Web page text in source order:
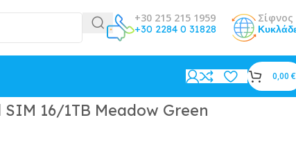
+30 215 215 1959
+30 2284 0 31828
Σίφνος
0,00 €
16/1TB Meadow Green